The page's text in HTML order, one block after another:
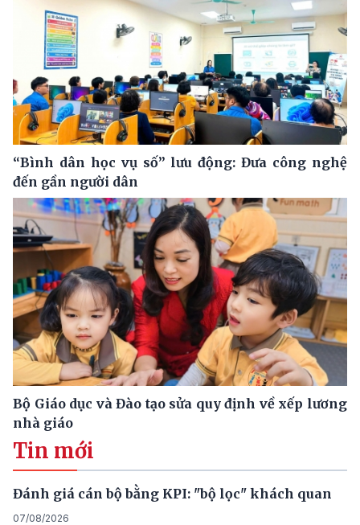
“Bình dân học vụ số” lưu động: Đưa công nghệ
đến gần người dân
Bộ Giáo dục và Đào tạo sửa quy định về xếp lương
nhà giáo
Tin mới
Đánh giá cán bộ bằng KPI: "bộ lọc" khách quan
07/08/2026